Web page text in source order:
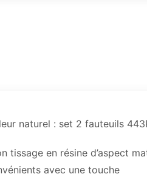
naturel : set 2 fauteuils
en résine d’aspect
avec une touche